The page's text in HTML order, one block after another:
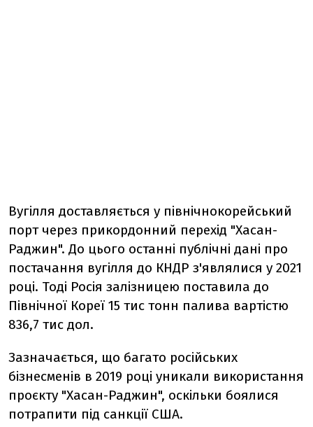
Вугілля доставляється у північнокорейський
порт через прикордонний перехід "Хасан-
Раджин". До цього останні публічні дані про
постачання вугілля до КНДР з'являлися у 2021
році. Тоді Росія залізницею поставила до
Північної Кореї 15 тис тонн палива вартістю
836,7 тис дол.
Зазначається, що багато російських
бізнесменів в 2019 році уникали використання
проєкту "Хасан-Раджин", оскільки боялися
потрапити під санкції США.